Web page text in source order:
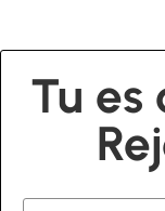
Tu es